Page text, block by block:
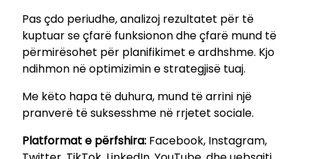
t
y
Pas çdo periudhe, analizoj rezultatet për të
kuptuar se çfarë funksionon dhe çfarë mund të
përmirësohet për planifikimet e ardhshme. Kjo
ndihmon në optimizimin e strategjisë tuaj.
Me këto hapa të duhura, mund të arrini një
pranverë të suksesshme në rrjetet sociale.
Platformat e përfshira: Facebook, Instagram,